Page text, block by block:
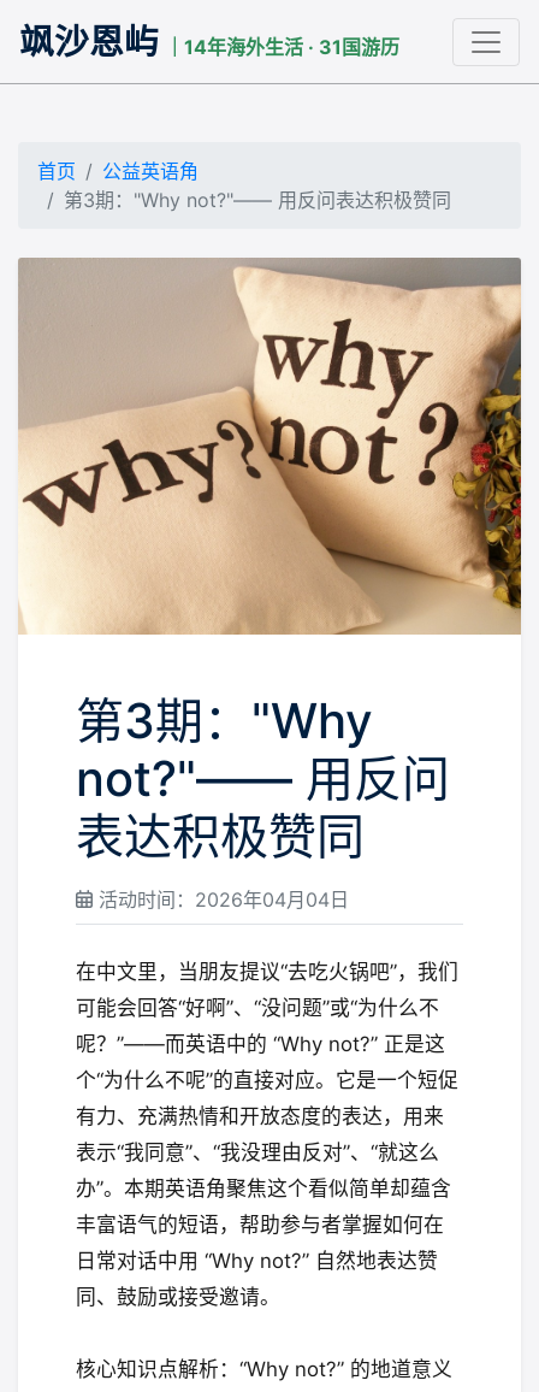
飒沙恩屿 ｜14年海外生活 · 31国游历
首页
公益英语角
第3期："Why not?"—— 用反问表达积极赞同
第3期："Why
not?"—— 用反问
表达积极赞同
活动时间：2026年04月04日
在中文里，当朋友提议“去吃火锅吧”，我们
可能会回答“好啊”、“没问题”或“为什么不
呢？”——而英语中的 “Why not?” 正是这
个“为什么不呢”的直接对应。它是一个短促
有力、充满热情和开放态度的表达，用来
表示“我同意”、“我没理由反对”、“就这么
办”。本期英语角聚焦这个看似简单却蕴含
丰富语气的短语，帮助参与者掌握如何在
日常对话中用 “Why not?” 自然地表达赞
同、鼓励或接受邀请。
核心知识点解析：“Why not?” 的地道意义